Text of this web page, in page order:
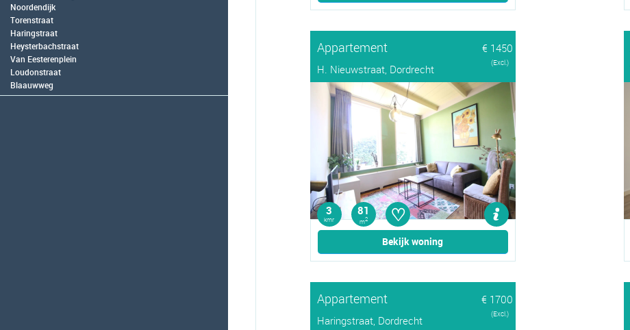
Noordendijk
Torenstraat
Haringstraat
Heysterbachstraat
Van Eesterenplein
Loudonstraat
Blaauwweg
Appartement
€ 1450
H. Nieuwstraat, Dordrecht
(Excl.)
3
kmr
81
m2 ♡
Bekijk woning
Appartement
€ 1700
Haringstraat, Dordrecht
(Excl.)